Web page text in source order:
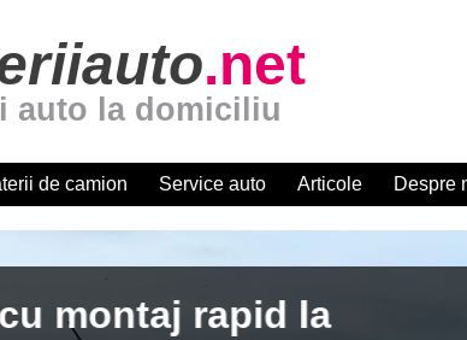
.net
auto la domiciliu
de camion Service auto Articole Despre
montaj rapid la